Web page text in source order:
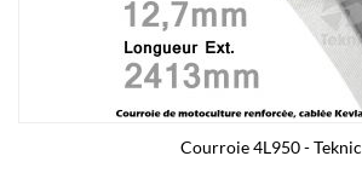
Courroie 4L950 - Teknic